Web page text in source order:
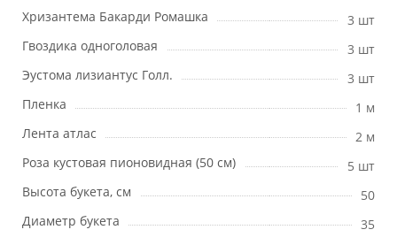
Хризантема Бакарди Ромашка
3 шт
Гвоздика одноголовая
3 шт
Эустома лизиантус Голл.
3 шт
Пленка
1 м
Лента атлас
2 м
Роза кустовая пионовидная (50 см)
5 шт
Высота букета, см
50
Диаметр букета
35